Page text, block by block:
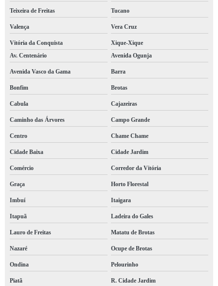
qual o valor de segurança do trabalho laudos Plataforma
cotação de segurança do trabalho laudos Pituba
qual o valor de segurança do trabalho IAPI
segurança do trabalho laudos orçamento Campinas de Brotas
cotação de segurança trabalho Macaúbas
segurança do trabalho laudos Tucano
qual o valor de segurança do trabalho ergonomia Jacuípe
cotação de segurança do trabalho ergonomia Itamaraju
cotação de segurança do trabalho laudos Bahia
segurança do trabalho mapa de risco preço Pau Miúdo
segurança trabalho ppra preço Nazaré
segurança do trabalho laudos preço Simões Filho
cotação de segurança do trabalho linha de vida Conceição do Coité
Teixeira de Freitas Tucano
Valença Vera Cruz
Vitória da Conquista
Xique-Xique
Av. Centenário
Avenida Ogunja
Avenida Vasco da Gama Barra
Bonfim Brotas
Cabula Cajazeiras
Caminho das Árvores Campo Grande
Centro Chame Chame
Cidade Baixa Cidade Jardim
Comércio Corredor da Vitória
Graça Horto Florestal
Imbuí Itaigara
Itapuã Ladeira do Gales
Lauro de Freitas Matatu de Brotas
Nazaré Ocupe de Brotas
Ondina Pelourinho
Piatã R. Cidade Jardim